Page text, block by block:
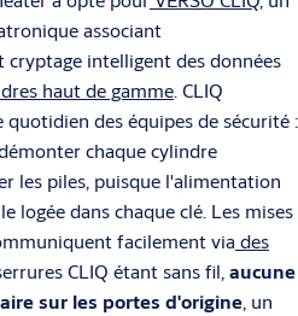
associant
cryptage intelligent des données
haut de gamme. CLIQ
des équipes de sécurité :
chaque cylindre
les piles, puisque l'alimentation
logée dans chaque clé. Les mises
facilement via des
CLIQ étant sans fil,aucune
sur les portes d'origine, un